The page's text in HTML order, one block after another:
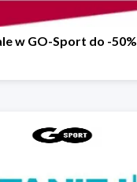
w GO-Sport do -50%